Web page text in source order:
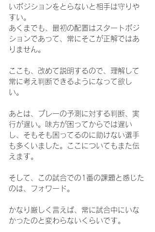
いポジションをとらないと相手は守りや
すい。
あくまでも、最初の配置はスタートポジ
ションであって、常にそこが正解ではあ
りません。
ここも、改めて説明するので、理解して
常に考え判断できるようになって欲し
い。
あとは、プレーの予測に対する判断、実
行が遅い。味方が困ってからでは遅い
し、そもそも困ってるのに助けない選手
も多くいました。ここについてもまた伝
えます。
そして、この試合での1番の課題と感じた
のは、フォワード。
かなり厳しく言えば、常に試合中にいな
かったのと変わらないくらいです。